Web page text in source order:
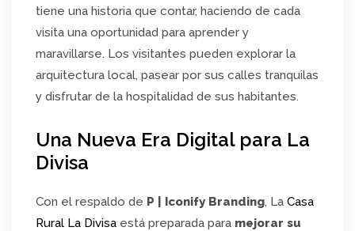
tiene una historia que contar, haciendo de cada
visita una oportunidad para aprender y
maravillarse. Los visitantes pueden explorar la
arquitectura local, pasear por sus calles tranquilas
y disfrutar de la hospitalidad de sus habitantes.
Una Nueva Era Digital para La
Divisa
Con el respaldo de P | Iconify Branding, La Casa
Rural La Divisa está preparada para mejorar su